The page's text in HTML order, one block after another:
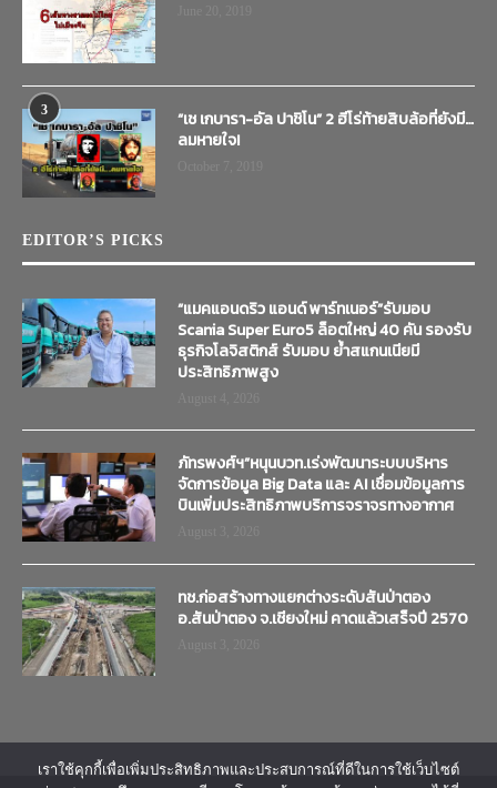
3
“เช เกบารา-อัล ปาชิโน” 2 ฮีโร่ท้ายสิบล้อที่ยังมี…
ลมหายใจ!
EDITOR’S PICKS
“แมคแอนดริว แอนด์ พาร์ทเนอร์”รับมอบ
Scania Super Euro5 ล็อตใหญ่ 40 คัน รองรับ
ธุรกิจโลจิสติกส์ รับมอบ ย้ำสแกนเนียมี
ประสิทธิภาพสูง
ภัทรพงศ์ฯ”หนุนบวท.เร่งพัฒนาระบบบริหาร
จัดการข้อมูล Big Data และ AI เชื่อมข้อมูลการ
บินเพิ่มประสิทธิภาพบริการจราจรทางอากาศ
ทช.ก่อสร้างทางแยกต่างระดับสันป่าตอง
อ.สันป่าตอง จ.เชียงใหม่ คาดแล้วเสร็จปี 2570
เราใช้คุกกี้เพื่อเพิ่มประสิทธิภาพและประสบการณ์ที่ดีในการใช้เว็บไซต์